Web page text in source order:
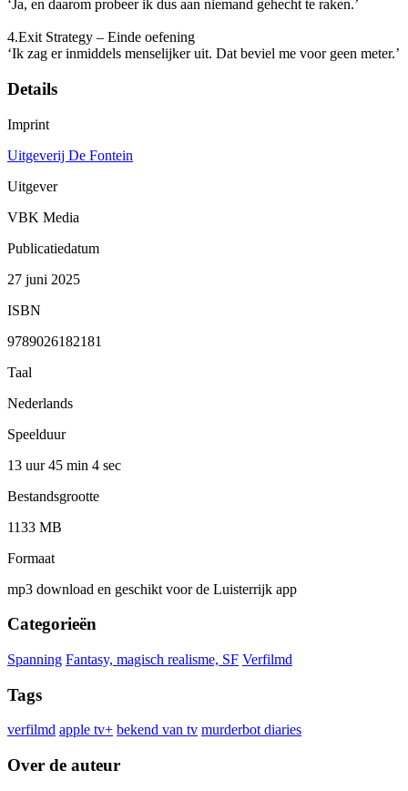
‘Ja, en daarom probeer ik dus aan niemand gehecht te raken.’
4.Exit Strategy – Einde oefening
‘Ik zag er inmiddels menselijker uit. Dat beviel me voor geen meter.’
Details
Imprint
Uitgeverij De Fontein
Uitgever
VBK Media
Publicatiedatum
27 juni 2025
ISBN
9789026182181
Taal
Nederlands
Speelduur
13 uur 45 min 4 sec
Bestandsgrootte
1133 MB
Formaat
mp3 download en geschikt voor de Luisterrijk app
Categorieën
Spanning Fantasy, magisch realisme, SF Verfilmd
Tags
verfilmd apple tv+ bekend van tv murderbot diaries
Over de auteur